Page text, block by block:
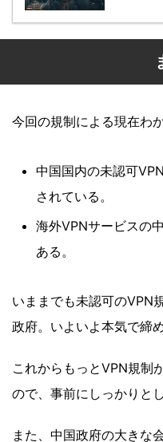
今回の規制による現在わ
中国国内の未認可
されている。
海外VPNサービスの
ある。
いままでも未認可のVPN
政府。いよいよ本気で締
これからもっとVPN規制
ので、事前にしっかりと
また、中国政府の大きな